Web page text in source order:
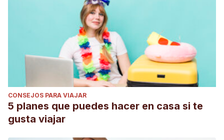
CONSEJOS PARA VIAJAR
5 planes que puedes hacer en casa si te
gusta viajar